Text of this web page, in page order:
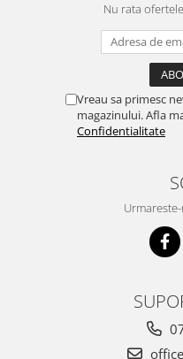
Nu rata
Vreau sa primesc
magazinului. Afla
Confidentialitate